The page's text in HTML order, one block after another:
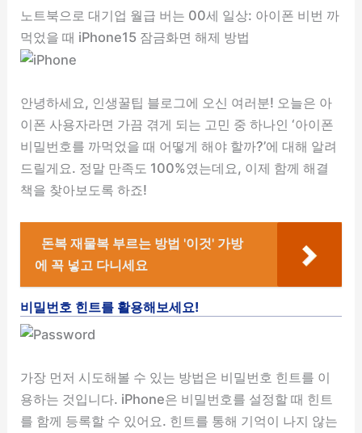
노트북으로 대기업 월급 버는 00세 일상: 아이폰 비번 까
먹었을 때 iPhone15 잠금화면 해제 방법
안녕하세요, 인생꿀팁 블로그에 오신 여러분! 오늘은 아
이폰 사용자라면 가끔 겪게 되는 고민 중 하나인 ‘아이폰
비밀번호를 까먹었을 때 어떻게 해야 할까?’에 대해 알려
드릴게요. 정말 만족도 100%였는데요, 이제 함께 해결
책을 찾아보도록 하죠!
돈복 재물복 부르는 방법 '이것' 가방
에 꼭 넣고 다니세요
비밀번호 힌트를 활용해보세요!
가장 먼저 시도해볼 수 있는 방법은 비밀번호 힌트를 이
용하는 것입니다. iPhone은 비밀번호를 설정할 때 힌트
를 함께 등록할 수 있어요. 힌트를 통해 기억이 나지 않는